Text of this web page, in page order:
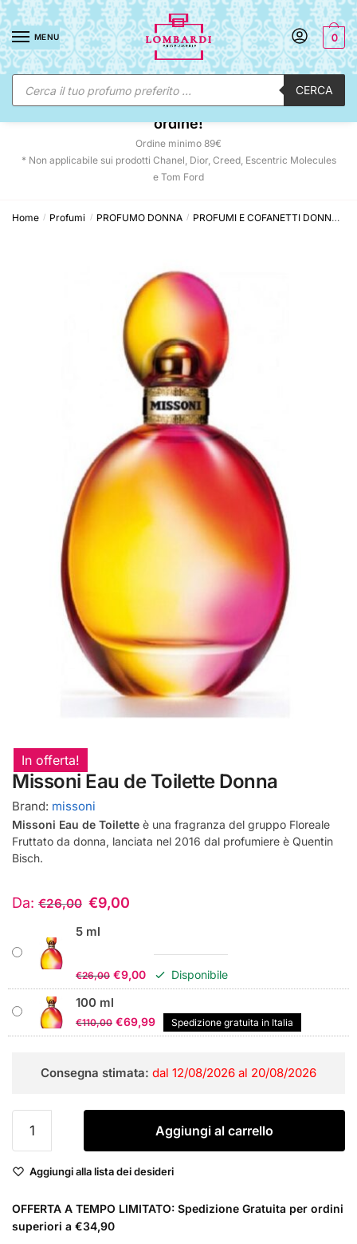
Skip
to
navigation
Skip
to
content
MENU
Ricerca
prodotti CERCA
0
☀️ SUNNY DAYS:-12% automatico sul tuo
ordine!
Ordine minimo 89€
* Non applicabile sui prodotti Chanel, Dior, Creed, Escentric Molecules
e Tom Ford
Home / Profumi / PROFUMO DONNA / PROFUMI E COFANETTI DONNA
In offerta!
Missoni Eau de Toilette Donna
Brand: missoni
Missoni Eau de Toilette è una fragranza del gruppo Floreale
Fruttato da donna, lanciata nel 2016 dal profumiere è Quentin
Bisch.
Da: €26,00 €9,00
5 ml
€26,00 Il
prezzo
originale
era:
€9,00Il
prezzo
è:
Disponibile
100 ml
€110,00 Il
prezzo
era:
€69,99Il
prezzo
è:
Spedizione gratuita in Italia
Consegna stimata: dal 12/08/2026 al 20/08/2026
de
Toilette
quantità
Aggiungi al carrello
Aggiungi alla lista dei desideri
OFFERTA A TEMPO LIMITATO: Spedizione Gratuita per ordini
superiori a €34,90